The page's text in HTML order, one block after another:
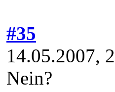
#35
14.05.2007,
Nein?